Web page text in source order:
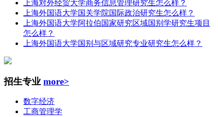
上海对外经贸大学商务信息管理研究生怎么样？
上海外国语大学国关学院国际政治研究生怎么样？
上海外国语大学阿拉伯国家研究区域国别学研究生项目
怎么样？
上海外国语大学国别与区域研究专业研究生怎么样？
招生专业 more>
数字经济
工商管理学